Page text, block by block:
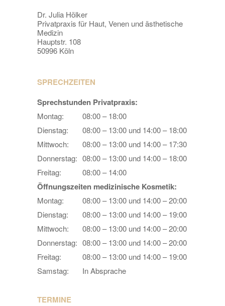
Dr. Julia Hölker
Privatpraxis für Haut, Venen und ästhetische
Medizin
Hauptstr. 108
50996 Köln
SPRECHZEITEN
Sprechstunden Privatpraxis:
Montag:
08:00 – 18:00
Dienstag:
08:00 – 13:00 und 14:00 – 18:00
Mittwoch:
08:00 – 13:00 und 14:00 – 17:30
Donnerstag: 08:00 – 13:00 und 14:00 – 18:00
Freitag:
08:00 – 14:00
Öffnungszeiten medizinische Kosmetik:
Montag:
08:00 – 13:00 und 14:00 – 20:00
Dienstag:
08:00 – 13:00 und 14:00 – 19:00
Mittwoch:
08:00 – 13:00 und 14:00 – 20:00
Donnerstag: 08:00 – 13:00 und 14:00 – 20:00
Freitag:
08:00 – 13:00 und 14:00 – 19:00
Samstag:
In Absprache
TERMINE